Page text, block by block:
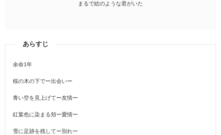
まるで絵のような君がいた
あらすじ
余命1年
桜の木の下でー出会いー
青い空を見上げてー友情ー
紅葉色に染まる頬ー愛情ー
雪に足跡を残してー別れー